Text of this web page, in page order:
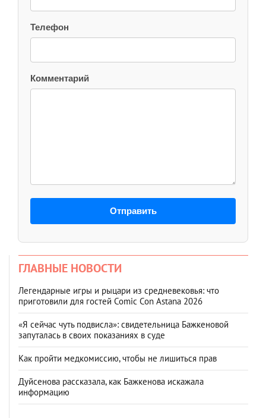
Телефон
Комментарий
Отправить
ГЛАВНЫЕ НОВОСТИ
Легендарные игры и рыцари из средневековья: что
приготовили для гостей Comic Con Astana 2026
«Я сейчас чуть подвисла»: свидетельница Бажкеновой
запуталась в своих показаниях в суде
Как пройти медкомиссию, чтобы не лишиться прав
Дуйсенова рассказала, как Бажкенова искажала
информацию